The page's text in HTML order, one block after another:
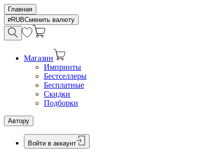
Главная
RUBСменить валюту
Магазин
Импринты
Бестселлеры
Бесплатные
Скидки
Подборки
Автору
Войти в аккаунт